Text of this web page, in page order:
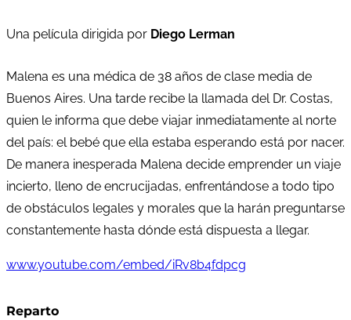
Una película dirigida por Diego Lerman
Malena es una médica de 38 años de clase media de
Buenos Aires. Una tarde recibe la llamada del Dr. Costas,
quien le informa que debe viajar inmediatamente al norte
del país: el bebé que ella estaba esperando está por nacer.
De manera inesperada Malena decide emprender un viaje
incierto, lleno de encrucijadas, enfrentándose a todo tipo
de obstáculos legales y morales que la harán preguntarse
constantemente hasta dónde está dispuesta a llegar.
www.youtube.com/embed/iRv8b4fdpcg
Reparto